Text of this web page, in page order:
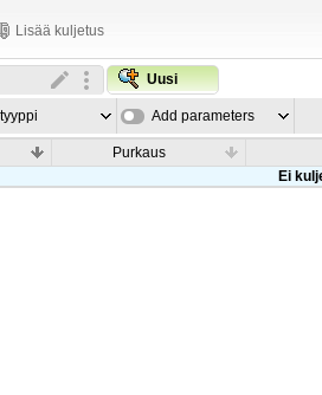
Lisää kuljetus
Uusi
Add parameters
Purkaus
Ei